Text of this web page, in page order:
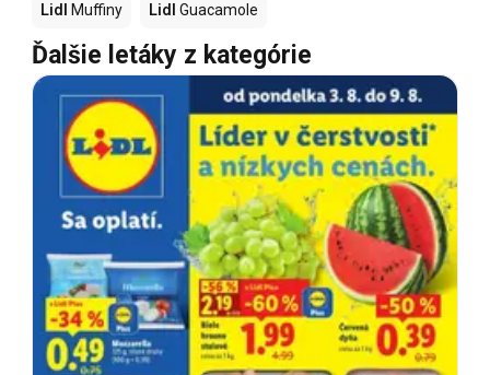
Lidl Muffiny Lidl Guacamole
Ďalšie letáky z kategórie